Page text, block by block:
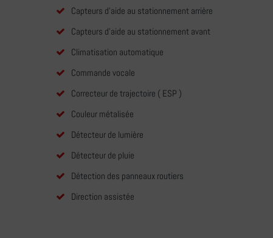
Capteurs d'aide au stationnement arrière
Capteurs d'aide au stationnement avant
Climatisation automatique
Commande vocale
Correcteur de trajectoire ( ESP )
Couleur métalisée
Détecteur de lumière
Détecteur de pluie
Détection des panneaux routiers
Direction assistée